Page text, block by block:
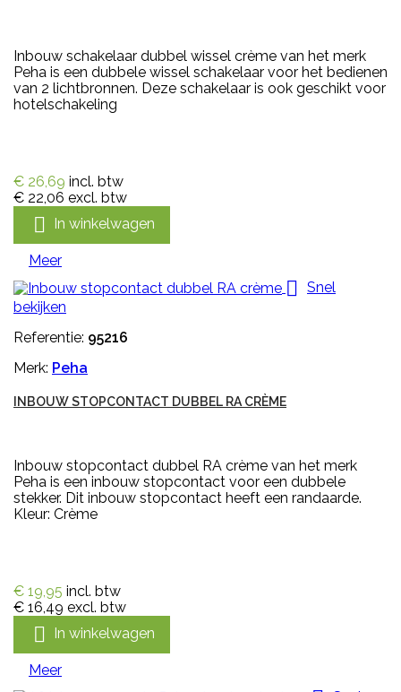
Inbouw schakelaar dubbel wissel crème van het merk
Peha is een dubbele wissel schakelaar voor het bedienen
van 2 lichtbronnen. Deze schakelaar is ook geschikt voor
hotelschakeling
€ 26,69 incl. btw
€ 22,06 excl. btw
 In winkelwagen
Meer
 Snel
bekijken
Referentie: 95216
Merk: Peha
INBOUW STOPCONTACT DUBBEL RA CRÈME
Inbouw stopcontact dubbel RA crème van het merk
Peha is een inbouw stopcontact voor een dubbele
stekker. Dit inbouw stopcontact heeft een randaarde.
Kleur: Crème
€ 19,95 incl. btw
€ 16,49 excl. btw
 In winkelwagen
Meer